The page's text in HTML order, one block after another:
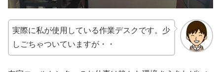
実際に私が使用している作業デスクです。少
しごちゃついていますが・・